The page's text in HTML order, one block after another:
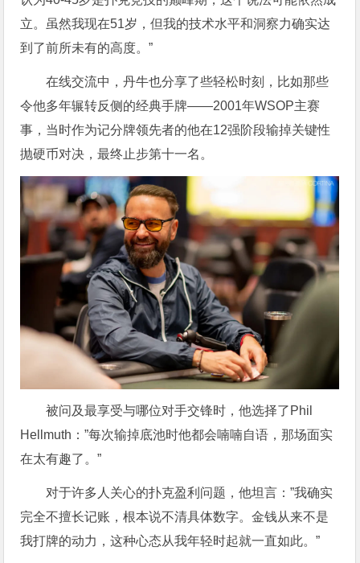
立。虽然我现在51岁，但我的技术水平和洞察力确实达
到了前所未有的高度。”
在线交流中，丹牛也分享了些轻松时刻，比如那些
令他多年辗转反侧的经典手牌——2001年WSOP主赛
事，当时作为记分牌领先者的他在12强阶段输掉关键性
抛硬币对决，最终止步第十一名。
被问及最享受与哪位对手交锋时，他选择了Phil
Hellmuth：”每次输掉底池时他都会喃喃自语，那场面实
在太有趣了。”
对于许多人关心的扑克盈利问题，他坦言：”我确实
完全不擅长记账，根本说不清具体数字。金钱从来不是
我打牌的动力，这种心态从我年轻时起就一直如此。”